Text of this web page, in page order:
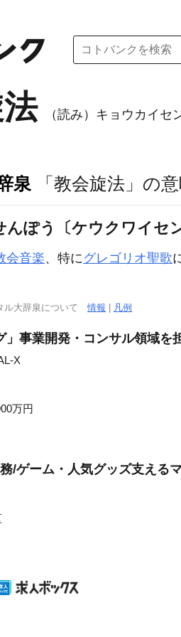
（読み）キョウカイセ
泉 「教会旋法」の
んぽう〔ケウクワイセ
会音楽、特にグレゴリオ聖歌
ル大辞泉について情報 凡例
」事業開発・コンサル領域
X
万円
/ゲーム・人気グッズ支える